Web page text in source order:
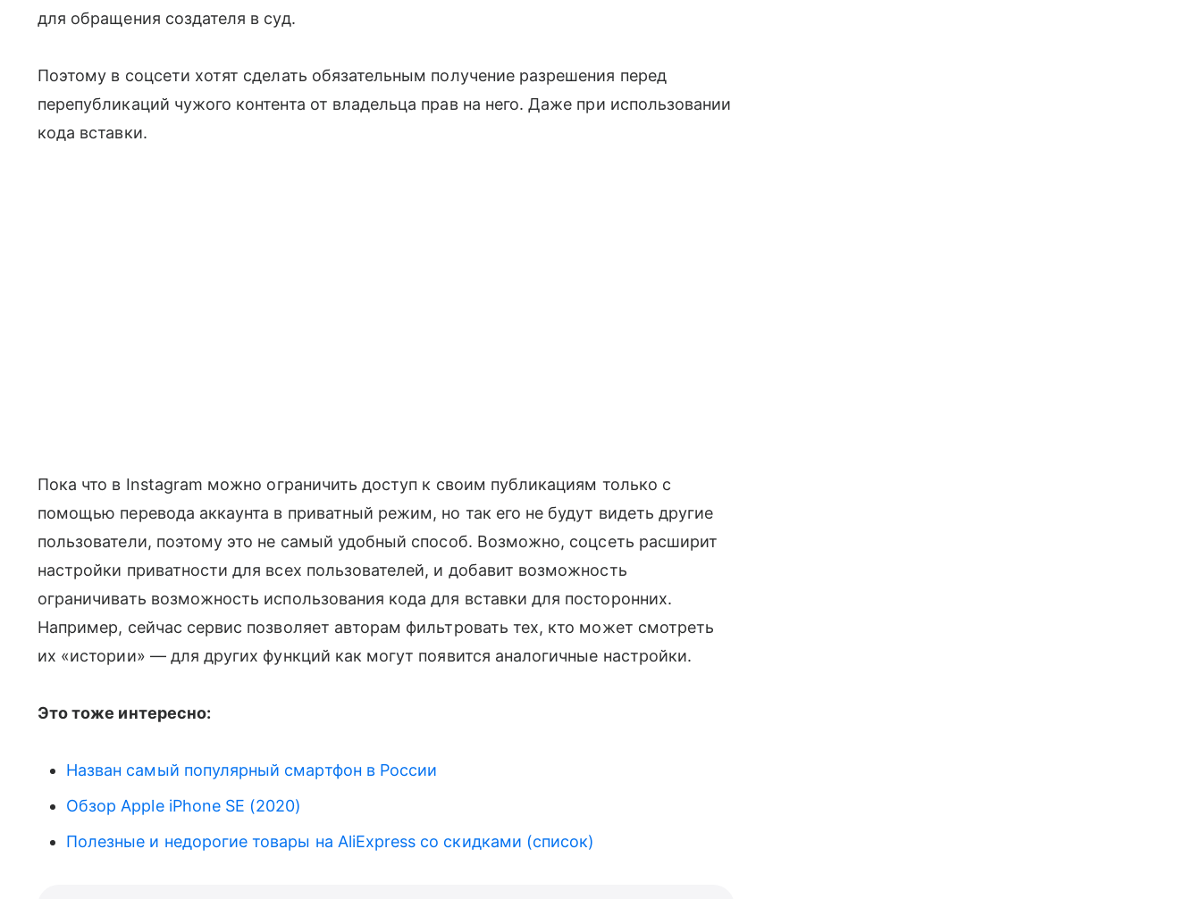
для обращения создателя в суд.
Поэтому в соцсети хотят сделать обязательным получение разрешения перед
перепубликаций чужого контента от владельца прав на него. Даже при использовании
кода вставки.
Пока что в Instagram можно ограничить доступ к своим публикациям только с
помощью перевода аккаунта в приватный режим, но так его не будут видеть другие
пользователи, поэтому это не самый удобный способ. Возможно, соцсеть расширит
настройки приватности для всех пользователей, и добавит возможность
ограничивать возможность использования кода для вставки для посторонних.
Например, сейчас сервис позволяет авторам фильтровать тех, кто может смотреть
их «истории» — для других функций как могут появится аналогичные настройки.
Это тоже интересно:
Назван самый популярный смартфон в России
Обзор Apple iPhone SE (2020)
Полезные и недорогие товары на AliExpress со скидками (список)